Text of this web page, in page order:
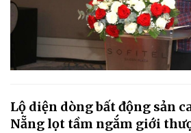
Lộ diện dòng bất động sản
Nẵng lọt tầm ngắm giới